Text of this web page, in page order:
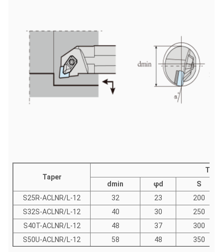
Taper
Taille
dmin
φd
S
S25R-ACLNR/L-12
32 23
200
S32S-ACLNR/L-12
40 30
250
S40T-ACLNR/L-12
48 37
300
S50U-ACLNR/L-12
58 48 350